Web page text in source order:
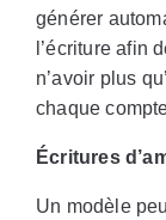
générer
l’écriture afin
n’avoir plus
chaque
Écritures
Un modèle